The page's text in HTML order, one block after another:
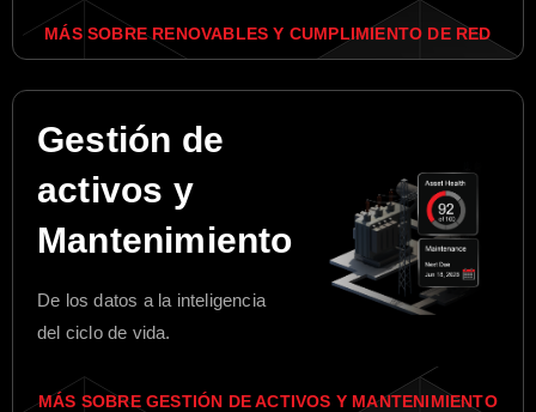
MÁS SOBRE RENOVABLES Y CUMPLIMIENTO DE RED
Gestión de
activos y
Mantenimiento
De los datos a la inteligencia
del ciclo de vida.
MÁS SOBRE GESTIÓN DE ACTIVOS Y MANTENIMIENTO